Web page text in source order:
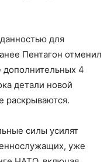
для
Пентагон отменил
4
детали новой
раскрываются.
силы усилят
уже